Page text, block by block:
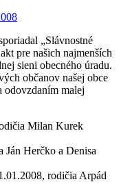
„Slávnostné
pre našich najmenších
sieni obecného úradu.
občanov našej obce
odovzdaním malej
Milan Kurek
Ján Herčko a Denisa
rodičia Arpád